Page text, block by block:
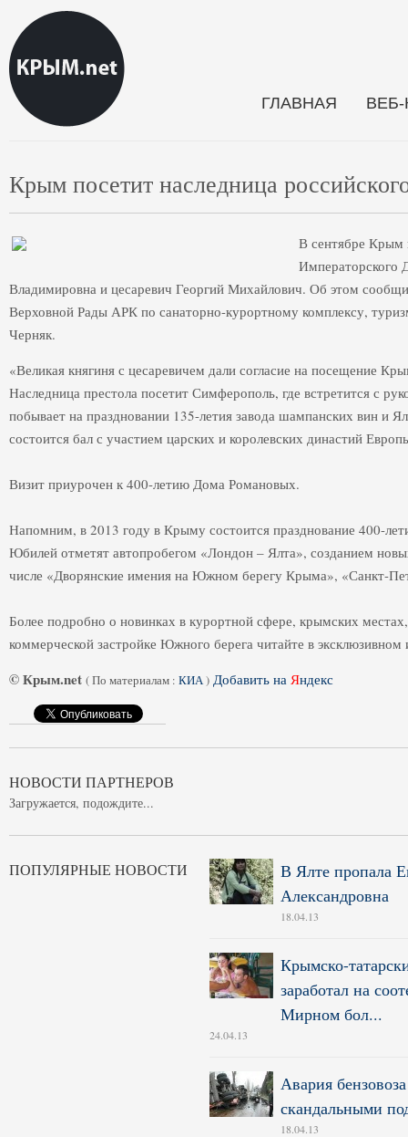
ГЛАВНАЯ
Крым посетит наследница
В сентябре Крым
Императорского
Владимировна и цесаревич Георгий Михайлович. Об этом
Верховной Рады АРК по санаторно-курортному комплексу,
Черняк.
«Великая княгиня с цесаревичем дали согласие на посещение
Наследница престола посетит Симферополь, где встретится с
побывает на праздновании 135-летия завода шампанских вин и
состоится бал с участием царских и королевских династий
Визит приурочен к 400-летию Дома Романовых.
Напомним, в 2013 году в Крыму состоится празднование 400-
Юбилей отметят автопробегом «Лондон – Ялта», созданием
числе «Дворянские имения на Южном берегу Крыма», «Санкт-
Более подробно о новинках в курортной сфере, крымских
коммерческой застройке Южного берега читайте в
© Крым.net (По материалам : КИА) Добавить на Яндекс
НОВОСТИ ПАРТНЕРОВ
Загружается, подождите...
ПОПУЛЯРНЫЕ НОВОСТИ
В Ялте пропала
Александровна
18.04.13
Крымско-
заработал на
Мирном бол...
24.04.13
Авария
скандальными
18.04.13